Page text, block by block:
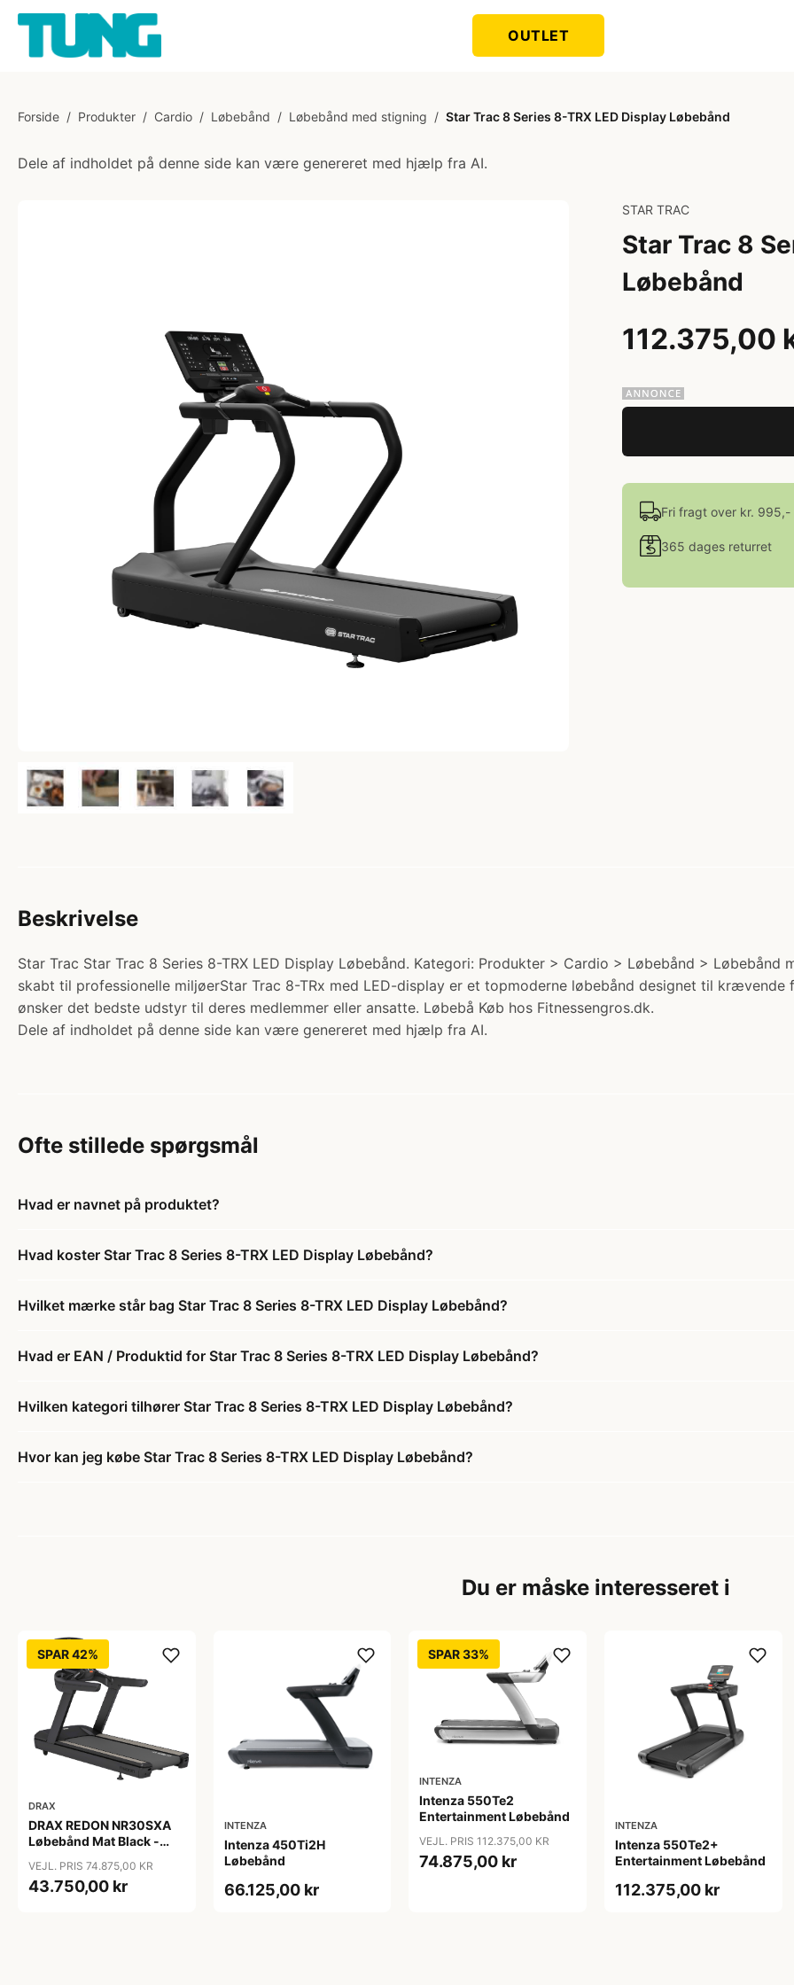
OUTLET
Forside / Produkter / Cardio / Løbebånd / Løbebånd med stigning / Star Trac 8 Series 8-TRX LED Display Løbebånd
Dele af indholdet på denne side kan være genereret med hjælp fra AI.
STAR TRAC
Star Trac 8
Løbebånd
112.375,00
Fri fragt over kr. 995,-
365 dages returret
Beskrivelse
Star Trac Star Trac 8 Series 8-TRX LED Display Løbebånd. Kategori: Produkter > Cardio > Løbebånd >
skabt til professionelle miljøerStar Trac 8-TRx med LED-display er et topmoderne løbebånd designet til
ønsker det bedste udstyr til deres medlemmer eller ansatte. Løbebå Køb hos Fitnessengros.dk.
Dele af indholdet på denne side kan være genereret med hjælp fra AI.
Ofte stillede spørgsmål
Hvad er navnet på produktet?
Hvad koster Star Trac 8 Series 8-TRX LED Display Løbebånd?
Hvilket mærke står bag Star Trac 8 Series 8-TRX LED Display Løbebånd?
Hvad er EAN / Produktid for Star Trac 8 Series 8-TRX LED Display Løbebånd?
Hvilken kategori tilhører Star Trac 8 Series 8-TRX LED Display Løbebånd?
Hvor kan jeg købe Star Trac 8 Series 8-TRX LED Display Løbebånd?
Du er måske interesseret i
SPAR 42%
DRAX
DRAX REDON NR30SXA
Løbebånd Mat Black -
VEJL. PRIS 74.875,00 KR
43.750,00 kr
INTENZA
Intenza 450Ti2H
Løbebånd
66.125,00 kr
SPAR 33%
INTENZA
Intenza 550Te2
Entertainment Løbebånd
VEJL. PRIS 112.375,00 KR
74.875,00 kr
INTENZA
Intenza 550Te2+
Entertainment Løbebånd
112.375,00 kr